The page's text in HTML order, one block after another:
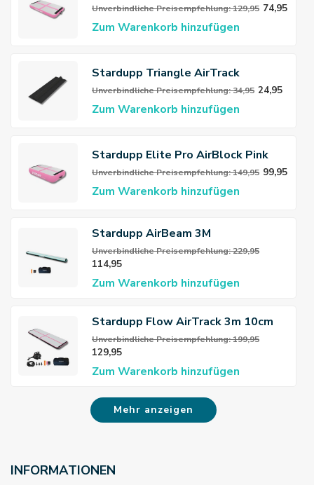
Unverbindliche Preisempfehlung: 129,95 74,95
Zum Warenkorb hinzufügen
Stardupp Triangle AirTrack
Connector
Unverbindliche Preisempfehlung: 34,95 24,95
Zum Warenkorb hinzufügen
Stardupp Elite Pro AirBlock Pink
Unverbindliche Preisempfehlung: 149,95 99,95
Zum Warenkorb hinzufügen
Stardupp AirBeam 3M
Unverbindliche Preisempfehlung: 229,95
114,95
Zum Warenkorb hinzufügen
Stardupp Flow AirTrack 3m 10cm
Pink
Unverbindliche Preisempfehlung: 199,95
129,95
Zum Warenkorb hinzufügen
Mehr anzeigen
INFORMATIONEN